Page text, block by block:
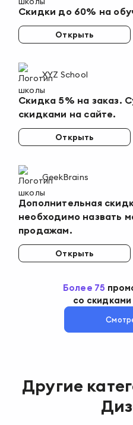
Скидки до 60% на
Открыть
XYZ School
Скидка 5% на заказ.
скидками на сайте.
Открыть
GeekBrains
Дополнительная
необходимо назвать
продажам.
Открыть
Более 75
со
Другие